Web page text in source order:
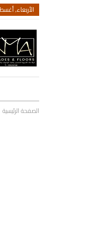
الأربعاء, أغسطس
الصفحة الرئيسية